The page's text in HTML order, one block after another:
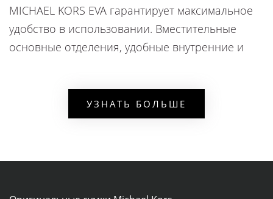
MICHAEL KORS EVA гарантирует максимальное
удобство в использовании. Вместительные
основные отделения, удобные внутренние и
личных предметов до гаджетов и документов.
Металлическая фурнитура и логотипы бренда
УЗНАТЬ БОЛЬШЕ